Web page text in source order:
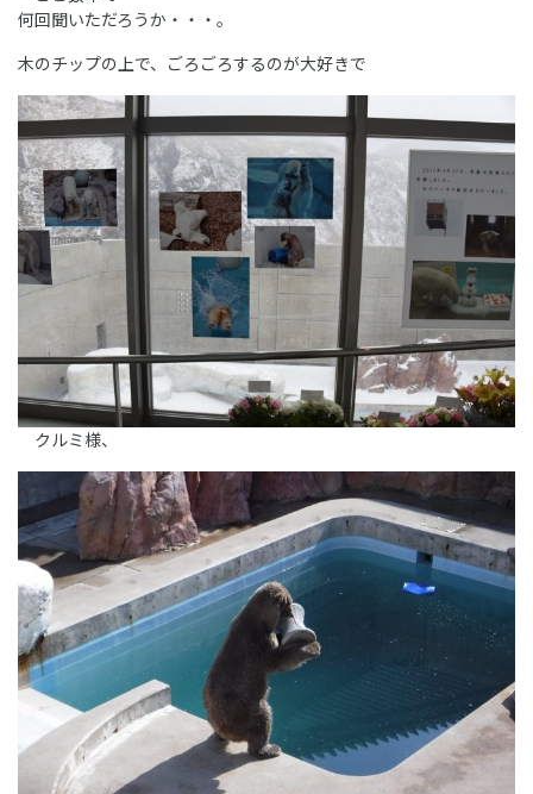
何回聞いただろうか・・・。
木のチップの上で、ごろごろするのが大好きで
クルミ様、